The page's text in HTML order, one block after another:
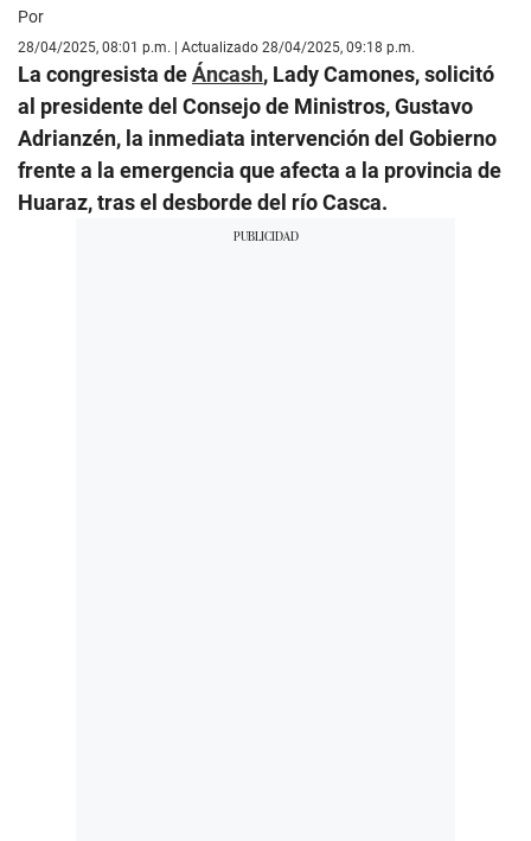
Por
28/04/2025, 08:01 p.m. | Actualizado 28/04/2025, 09:18 p.m.
La congresista deÁncash, Lady Camones, solicitó
al presidente del Consejo de Ministros, Gustavo
Adrianzén, la inmediata intervención del Gobierno
frente a la emergencia que afecta a la provincia de
Huaraz, tras el desborde del río Casca.